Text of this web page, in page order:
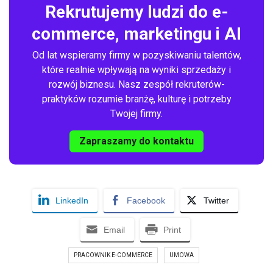
Rekrutujemy ludzi do e-
commerce, marketingu i AI
Od lat wspieramy firmy w pozyskiwaniu talentów,
które realnie wpływają na wyniki sprzedaży i
rozwój biznesu. Nasz zespół rekruterów-
praktyków rozumie branżę, kulturę i potrzeby
Twojej firmy.
Zapraszamy do kontaktu
LinkedIn Facebook Twitter
Email Print
PRACOWNIK E-COMMERCE UMOWA